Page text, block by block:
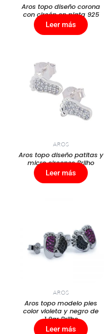
Aros topo diseño corona
con circón en plata 925
Leer más
AROS
Aros topo diseño patitas y
micro circones Brilho
Leer más
AROS
Aros topo modelo pies
color violeta y negro de
1,9gr Brilho
Leer más